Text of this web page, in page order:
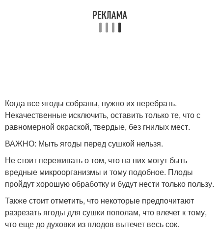
Когда все ягоды собраны, нужно их перебрать.
Некачественные исключить, оставить только те, что с
равномерной окраской, твердые, без гнилых мест.
ВАЖНО: Мыть ягоды перед сушкой нельзя.
Не стоит переживать о том, что на них могут быть
вредные микроорганизмы и тому подобное. Плоды
пройдут хорошую обработку и будут нести только пользу.
Также стоит отметить, что некоторые предпочитают
разрезать ягоды для сушки пополам, что влечет к тому,
что еще до духовки из плодов вытечет весь сок.